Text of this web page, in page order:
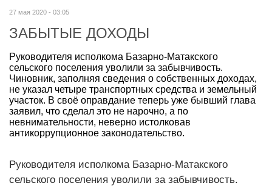
27 мая 2020 - 03:05
ЗАБЫТЫЕ ДОХОДЫ
Руководителя исполкома Базарно-Матакского
сельского поселения уволили за забывчивость.
Чиновник, заполняя сведения о собственных доходах,
не указал четыре транспортных средства и земельный
участок. В своё оправдание теперь уже бывший глава
заявил, что сделал это не нарочно, а по
невнимательности, неверно истолковав
антикоррупционное законодательство.
Руководителя исполкома Базарно-Матакского
сельского поселения уволили за забывчивость.